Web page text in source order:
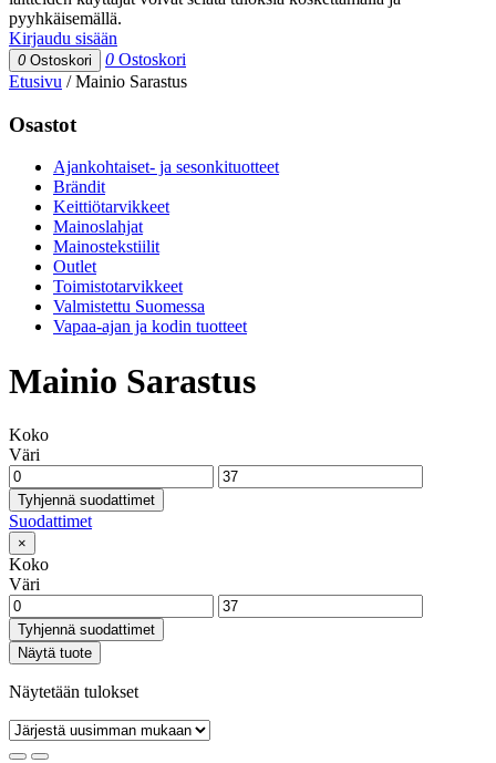
pyyhkäisemällä.
Kirjaudu sisään
0 Ostoskori 0 Ostoskori
Etusivu /Mainio Sarastus
Osastot
Ajankohtaiset- ja sesonkituotteet
Brändit
Keittiötarvikkeet
Mainoslahjat
Mainostekstiilit
Outlet
Toimistotarvikkeet
Valmistettu Suomessa
Vapaa-ajan ja kodin tuotteet
Mainio Sarastus
Koko
Väri
Tyhjennä suodattimet
Suodattimet
×
Koko
Väri
Tyhjennä suodattimet
Näytä tuote
Näytetään tulokset